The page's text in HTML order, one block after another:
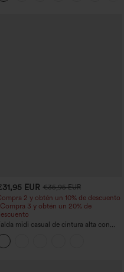
EUR €35,95 EUR
2 y obtén un 10% de descuento
| Compra 3 y obtén un 20% de
midi casual de cintura alta con
control abdominal, fruncida, bajo curvo,
en 1 en forro polar y PU